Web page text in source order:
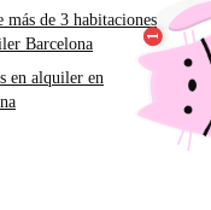
más de 3 habitaciones
Barcelona
en alquiler en